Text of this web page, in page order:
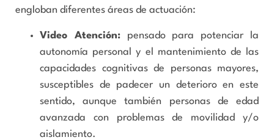
engloban diferentes áreas de actuación:
Video Atención:pensado para potenciar la
autonomía personal y el mantenimiento de las
capacidades cognitivas de personas mayores,
susceptibles de padecer un deterioro en este
sentido, aunque también personas de edad
avanzada con problemas de movilidad y/o
aislamiento.